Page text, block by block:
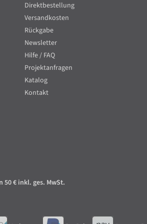
Direktbestellung
Versandkosten
Rückgabe
Newsletter
Hilfe / FAQ
Projektanfragen
Katalog
Kontakt
€ inkl. ges. MwSt.